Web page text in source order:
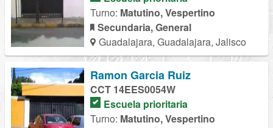
Turno: Matutino, Vespertino
Secundaria, General
Guadalajara, Guadalajara, Jalisco
Ramon Garcia Ruiz
CCT 14EES0054W
Escuela prioritaria
Turno: Matutino, Vespertino